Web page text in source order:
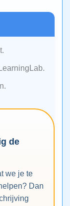
de
we je te
Dan